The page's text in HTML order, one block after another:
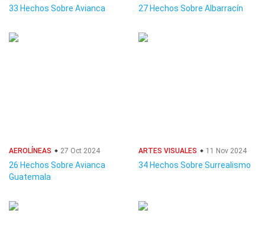
33 Hechos Sobre Avianca 27 Hechos Sobre Albarracín
AEROLÍNEAS 27 Oct 2024
26 Hechos Sobre Avianca
Guatemala
ARTES VISUALES 11 Nov 2024
34 Hechos Sobre Surrealismo